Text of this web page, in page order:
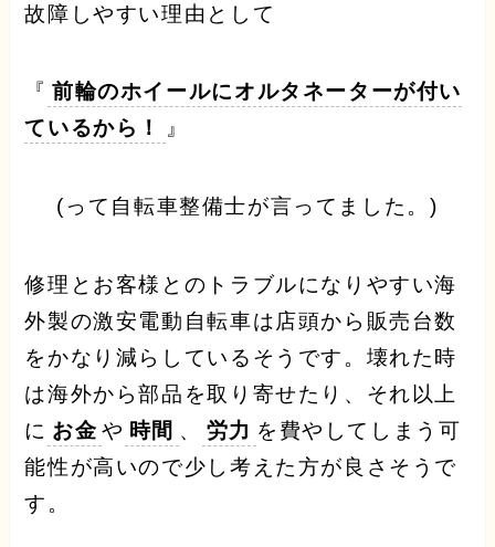
故障しやすい理由として
『 前輪のホイールにオルタネーターが付い
ているから！
』
(って自転車整備士が言ってました。)
修理とお客様とのトラブルになりやすい海
外製の激安電動自転車は店頭から販売台数
をかなり減らしているそうです。壊れた時
は海外から部品を取り寄せたり、それ以上
に お金 や 時間 、 労力 を費やしてしまう可
能性が高いので少し考えた方が良さそうで
す。